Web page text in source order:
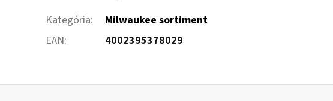
Kategória:
Milwaukee sortiment
EAN: 4002395378029